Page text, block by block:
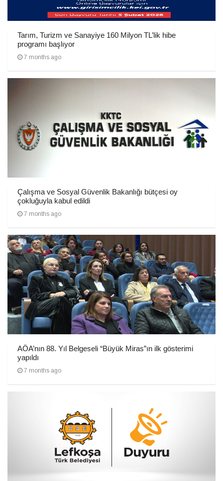
Tarım, Turizm ve Sanayiye 160 Milyon TL’lik hibe
programı başlıyor
7 months ago
Çalışma ve Sosyal Güvenlik Bakanlığı bütçesi oy
çokluğuyla kabul edildi
7 months ago
AÖA’nın 88. Yıl Belgeseli “Büyük Miras”ın ilk gösterimi
yapıldı
7 months ago